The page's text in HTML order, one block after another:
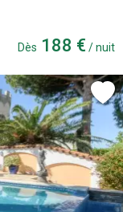
Dès 188 € / nuit